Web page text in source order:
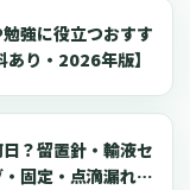
、あるいは既存の
一つの参考にしてい
強に役立つおすす
り・2026年版】
？留置針・輸液セ
固定・点滴漏れ対